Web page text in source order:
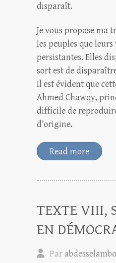
disparaît.
Je vous propose ma
les peuples que leurs
persistantes. Elles
sort est de
Il est évident que
Ahmed Chawqy,
difficile de
d’origine.
Read more
TEXTE VIII,
EN
Par